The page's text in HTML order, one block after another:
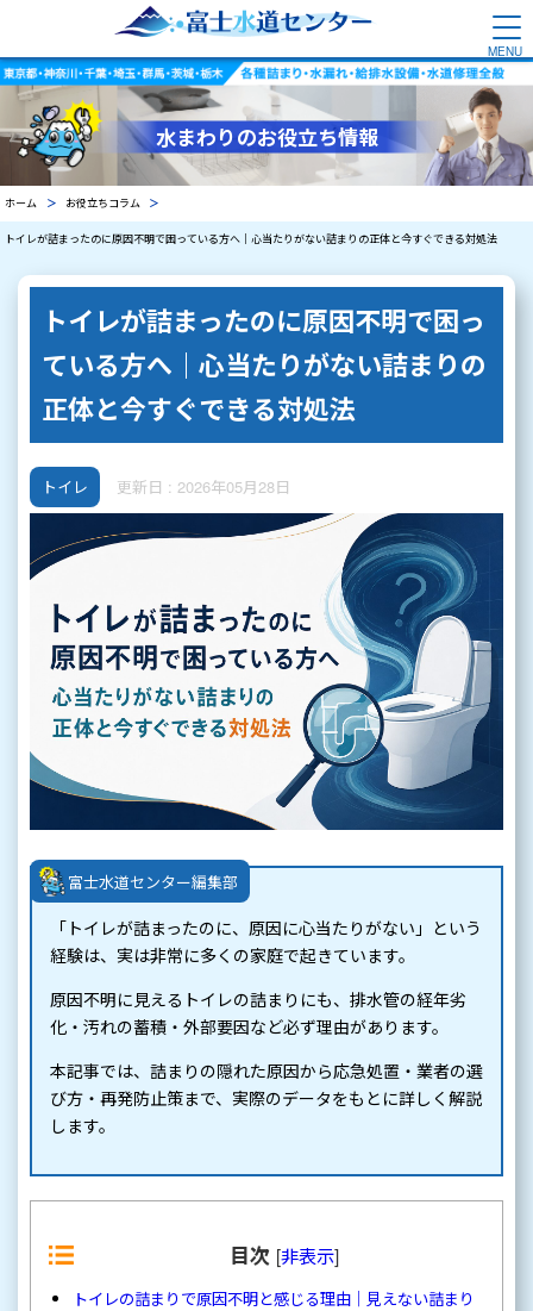
水まわりのお役立ち情報
ホーム お役立ちコラム
トイレが詰まったのに原因不明で困っている方へ｜心当たりがない詰まりの正体と今すぐできる対処法
トイレが詰まったのに原因不明で困っ
ている方へ｜心当たりがない詰まりの
正体と今すぐできる対処法
トイレ 更新日 : 2026年05月28日
富士水道センター編集部
「トイレが詰まったのに、原因に心当たりがない」という
経験は、実は非常に多くの家庭で起きています。
原因不明に見えるトイレの詰まりにも、排水管の経年劣
化・汚れの蓄積・外部要因など必ず理由があります。
本記事では、詰まりの隠れた原因から応急処置・業者の選
び方・再発防止策まで、実際のデータをもとに詳しく解説
します。
目次 [非表示]
トイレの詰まりで原因不明と感じる理由｜見えない詰まり